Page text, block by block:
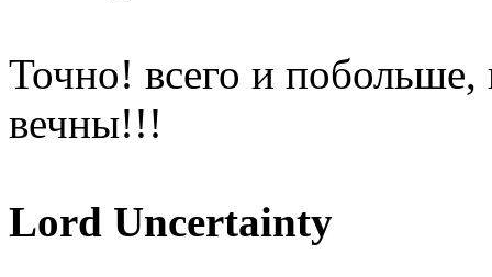
Точно! всего и
вечны!!!
Lord Uncertainty